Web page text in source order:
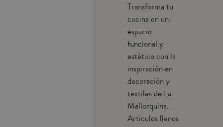
Transforma tu
cocina en un
espacio
funcional y
estético con la
inspiración en
decoración y
textiles de La
Mallorquina.
Artículos llenos